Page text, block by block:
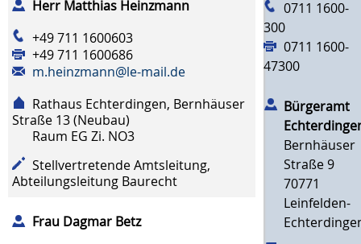
Herr Matthias Heinzmann
+49 711 1600603
+49 711 1600686
m.heinzmann@le-mail.de
Rathaus Echterdingen, Bernhäuser
Straße 13 (Neubau)
Raum EG Zi. NO3
Stellvertretende Amtsleitung,
Abteilungsleitung Baurecht
Frau Dagmar Betz
0711 1600-
300
0711 1600-
47300
Bürgeramt
Bernhäuser
Straße 9
70771
Leinfelden-